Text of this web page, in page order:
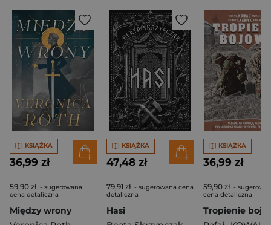
KSIĄŻKA
36,99 zł
59,90 zł - sugerowana
cena detaliczna
Między wrony
KSIĄŻKA
47,48 zł
79,91 zł - sugerowana cena
detaliczna
Hasi
KSIĄŻKA
36,99 zł
59,90 zł -
cena detaliczna
Tropienie